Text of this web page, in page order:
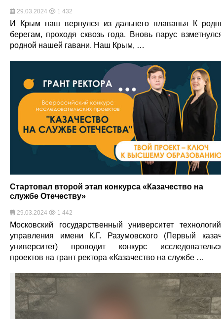
29.03.2024 1 432
И Крым наш вернулся из дальнего плаванья К
берегам, проходя сквозь года. Вновь парус
родной нашей гавани. Наш Крым, …
Стартовал второй этап конкурса «Казачество на
службе Отечеству»
29.03.2024 1 442
Московский государственный университет
управления имени К.Г. Разумовского (Первый
университет) проводит конкурс
проектов на грант ректора «Казачество на службе …